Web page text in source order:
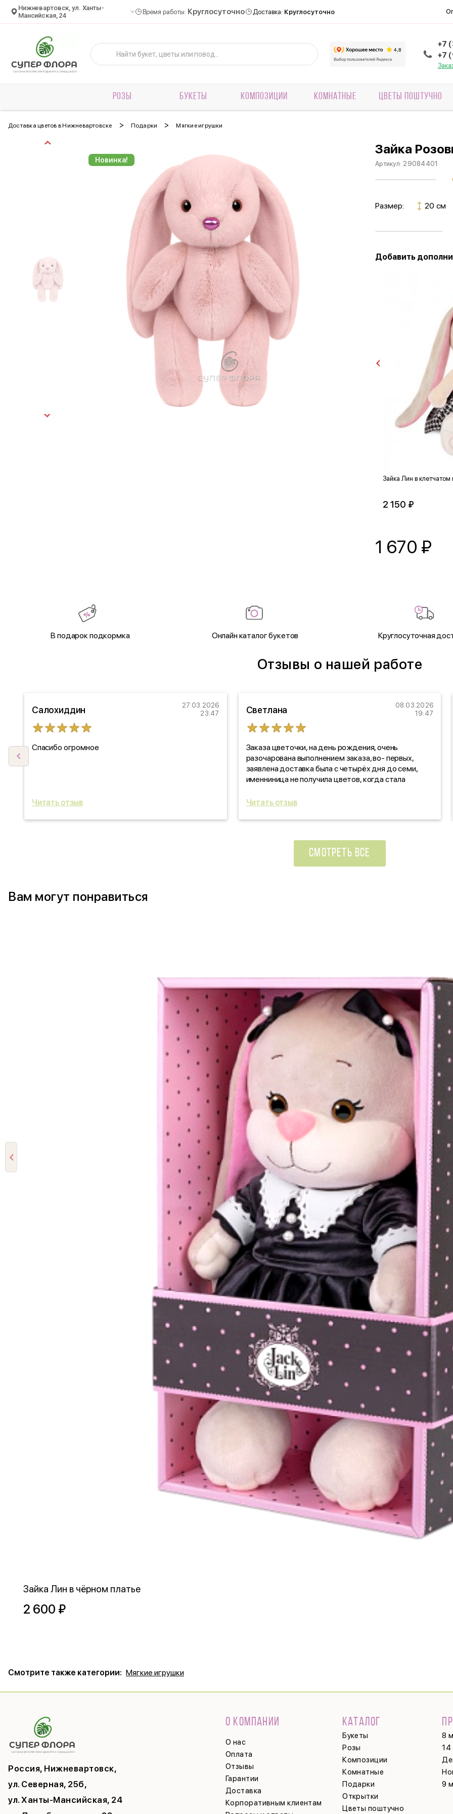
Нижневартовск, ул. Ханты-
Мансийская, 24
Время работы: Круглосуточно Доставка: Круглосуточно
+7
+7
РОЗЫ БУКЕТЫ КОМПОЗИЦИИ КОМНАТНЫЕ ЦВЕТЫ ПОШТУЧНО
Доставка цветов в Нижневартовске > Подарки > Мягкие игрушки
Новинка!
Зайка
Артикул: 29084401
Размер: 20 см
Добавить
Зайка Лин в клетчатом
2 150 ₽
1 670 ₽
В подарок подкормка Онлайн каталог букетов Круглосуточная
Отзывы о нашей работе
Салохиддин
27.03.2026
23:47
Спасибо огромное
Читать отзыв
Светлана
08.03.2026
19:47
Заказа цветочки, на день рождения, очень
разочарована выполнением заказа, во- первых,
заявлена доставка была с четырёх дня до семи,
именниница не получила цветов, когда стала
такое вообще возможно?!!! По качеству цветов,
цветочки, на деле- не свежие, прдмороженные!
поступаете?!!!
Читать отзыв
СМОТРЕТЬ ВСЕ
Вам могут понравиться
Зайка Лин в чёрном платье
2 600 ₽
Смотрите также категории: Мягкие игрушки
Россия, Нижневартовск,
ул. Северная, 25б,
ул. Ханты-Мансийская, 24
О КОМПАНИИ
О нас
Оплата
Отзывы
Гарантии
Доставка
Корпоративным клиентам
КАТАЛОГ
Букеты
Розы
Композиции
Комнатные
Подарки
Открытки
Цветы поштучно
8
14
9